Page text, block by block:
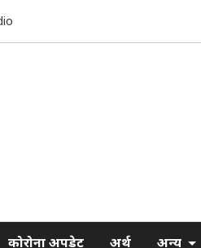
कोरोना अपडेट अर्थ अन्य